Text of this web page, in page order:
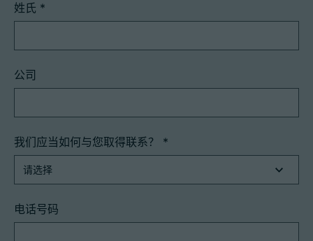
姓氏 *
公司
我们应当如何与您取得联系？ *
电话号码